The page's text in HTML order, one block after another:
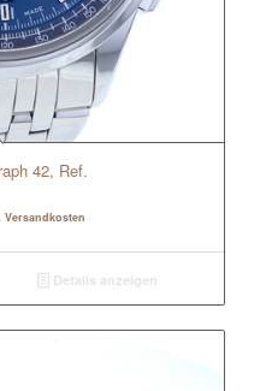
42, Ref.
Details anzeigen